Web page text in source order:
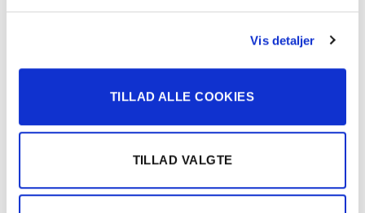
Vis detaljer
TILLAD ALLE COOKIES
TILLAD VALGTE
Fartpilot
Fuld LED forlygter
Højdejusterbart førersæde